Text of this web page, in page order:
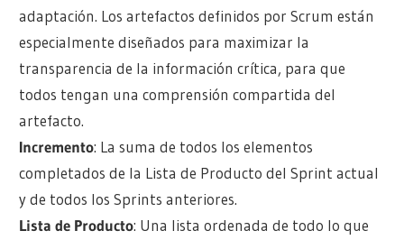
adaptación. Los artefactos definidos por Scrum están
especialmente diseñados para maximizar la
transparencia de la información crítica, para que
todos tengan una comprensión compartida del
artefacto.
Incremento: La suma de todos los elementos
completados de la Lista de Producto del Sprint actual
y de todos los Sprints anteriores.
Lista de Producto: Una lista ordenada de todo lo que